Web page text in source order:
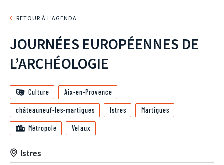
RETOUR À L'AGENDA
JOURNÉES EUROPÉENNES DE
L’ARCHÉOLOGIE
Culture Aix-en-Provence
châteauneuf-les-martigues Istres Martigues
Métropole Velaux
Istres